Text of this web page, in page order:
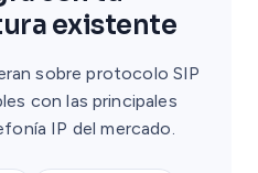
existente
sobre protocolo SIP
con las principales
IP del mercado.